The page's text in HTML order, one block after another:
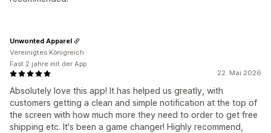
22. Mai 2026
Absolutely love this app! It has helped us greatly, with
customers getting a clean and simple notification at the top of
the screen with how much more they need to order to get free
shipping etc. It's been a game changer! Highly recommend,
Unwonted Apparel
Vereinigtes Königreich
Fast 2 jahre mit der App